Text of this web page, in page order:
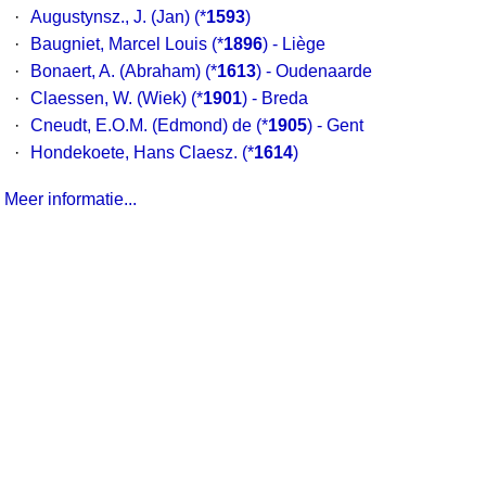
·
Augustynsz., J. (Jan) (*1593)
·
Baugniet, Marcel Louis (*1896) - Liège
·
Bonaert, A. (Abraham) (*1613) - Oudenaarde
·
Claessen, W. (Wiek) (*1901) - Breda
·
Cneudt, E.O.M. (Edmond) de (*1905) - Gent
·
Hondekoete, Hans Claesz. (*1614)
Meer informatie...